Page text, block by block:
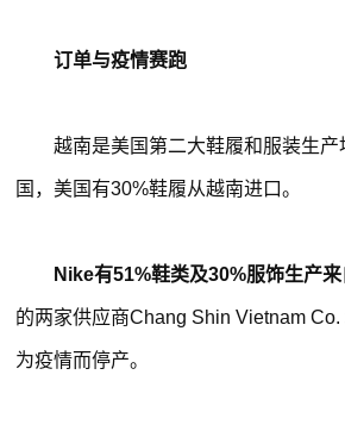
订单与疫情赛跑
越南是美国第二大鞋履和服装生
国，美国有30%鞋履从越南进口。
Nike有51%鞋类及30%服饰生产
的两家供应商Chang Shin Vietnam
为疫情而停产。